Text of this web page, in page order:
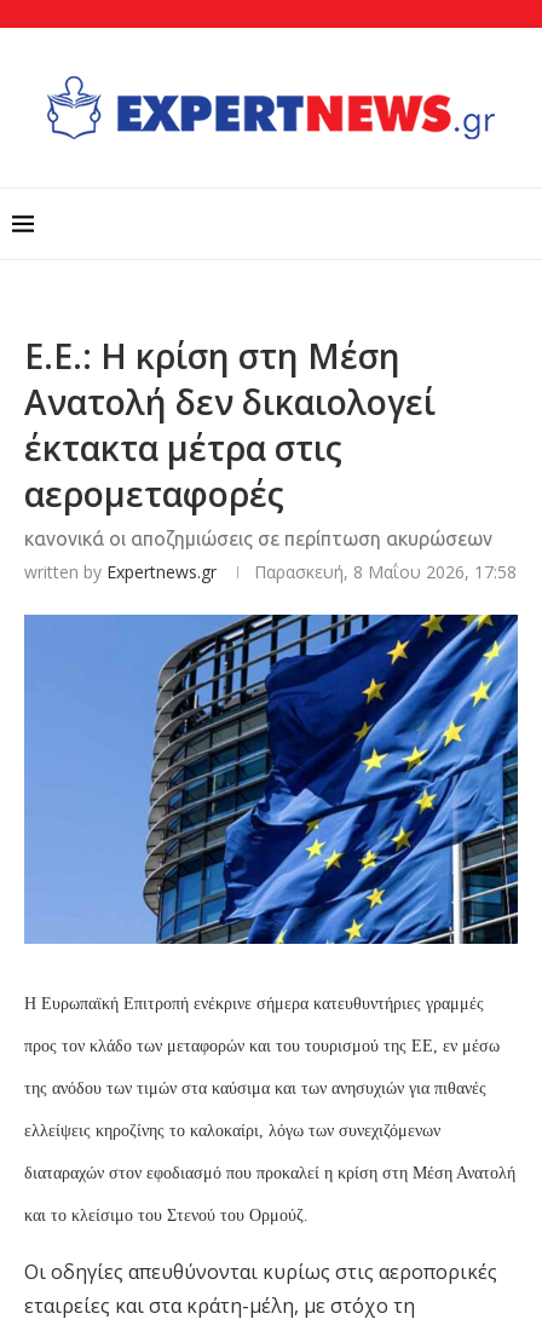
Ε.Ε.: Η κρίση στη Μέση
Ανατολή δεν δικαιολογεί
έκτακτα μέτρα στις
αερομεταφορές
κανονικά οι αποζημιώσεις σε περίπτωση ακυρώσεων
written by Expertnews.gr Παρασκευή, 8 Μαΐου 2026, 17:58
Η Ευρωπαϊκή Επιτροπή ενέκρινε σήμερα κατευθυντήριες γραμμές
προς τον κλάδο των μεταφορών και του τουρισμού της ΕΕ, εν μέσω
της ανόδου των τιμών στα καύσιμα και των ανησυχιών για πιθανές
ελλείψεις κηροζίνης το καλοκαίρι, λόγω των συνεχιζόμενων
διαταραχών στον εφοδιασμό που προκαλεί η κρίση στη Μέση Ανατολή
και το κλείσιμο του Στενού του Ορμούζ.
Οι οδηγίες απευθύνονται κυρίως στις αεροπορικές
εταιρείες και στα κράτη-μέλη, με στόχο τη